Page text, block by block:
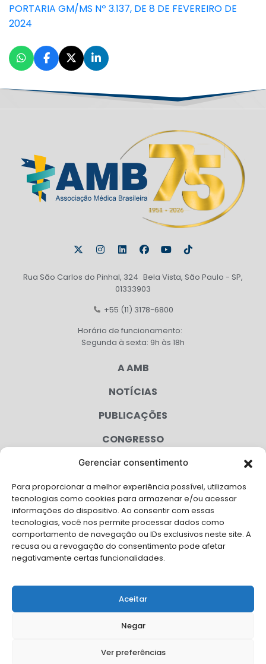
Gerenciar consentimento
Para proporcionar a melhor experiência possível, utilizamos
tecnologias como cookies para armazenar e/ou acessar
informações do dispositivo. Ao consentir com essas
tecnologias, você nos permite processar dados como
comportamento de navegação ou IDs exclusivos neste site. A
recusa ou a revogação do consentimento pode afetar
negativamente certas funcionalidades.
Aceitar
Negar
Ver preferências
PORTARIA GM/MS Nº 3.137, DE 8 DE FEVEREIRO DE
2024
Rua São Carlos do Pinhal, 324 Bela Vista, São Paulo - SP,
01333903
+55 (11) 3178-6800
Horário de funcionamento:
Segunda à sexta: 9h às 18h
A AMB
NOTÍCIAS
PUBLICAÇÕES
CONGRESSO
AGENDA
CAMPANHAS
SERVIÇOS
FILIADAS
LGPD
FALE CONOSCO
Solicite Apoio Institucional da AMB para o seu evento